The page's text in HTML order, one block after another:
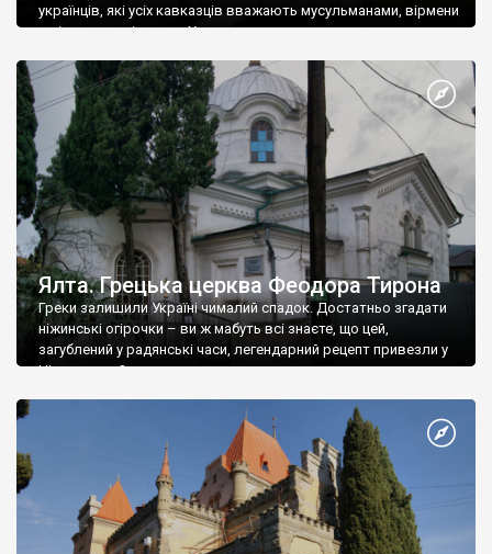
українців, які усіх кавказців вважають мусульманами, вірмени
є відданими вірянами Христа
Ялта. Грецька церква Феодора Тирона
Греки залишили Україні чималий спадок. Достатньо згадати
ніжинські огірочки – ви ж мабуть всі знаєте, що цей,
загублений у радянські часи, легендарний рецепт привезли у
Ніжин греки?